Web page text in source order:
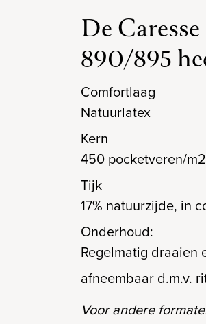
De Caresse
890/895
Comfortlaag
Natuurlatex
Kern
450 pocketveren/m2
Tijk
17% natuurzijde, in
Onderhoud:
Regelmatig draaien
afneembaar d.m.v.
Voor andere